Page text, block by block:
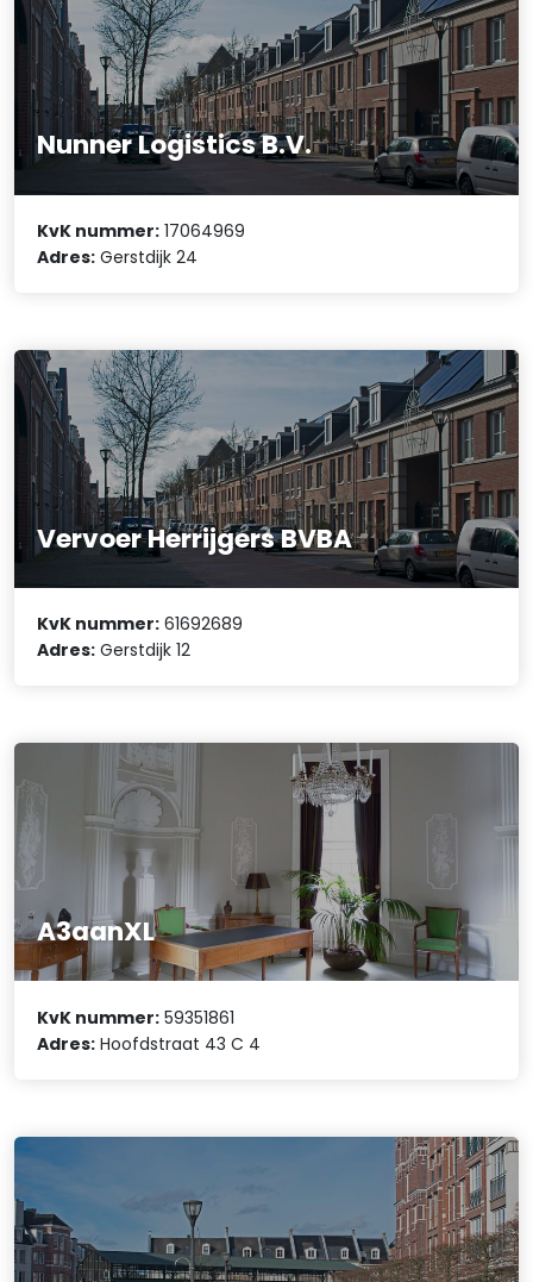
Nunner Logistics B.V.
KvK nummer: 17064969
Adres: Gerstdijk 24
Vervoer Herrijgers BVBA
KvK nummer: 61692689
Adres: Gerstdijk 12
A3aanXL
KvK nummer: 59351861
Adres: Hoofdstraat 43 C 4